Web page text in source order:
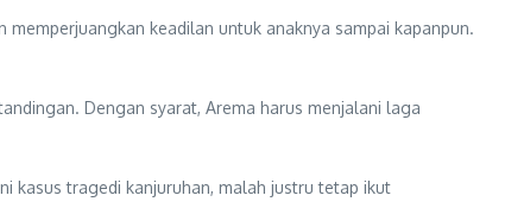
keadilan untuk anaknya sampai kapanpun.
Dengan syarat, Arema harus menjalani laga
kasus tragedi kanjuruhan, malah justru tetap ikut